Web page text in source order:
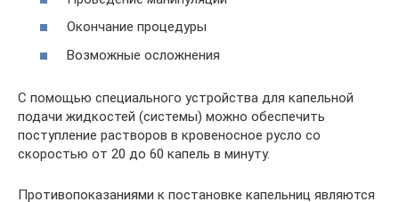
Окончание процедуры
Возможные осложнения
С помощью специального устройства для капельной
подачи жидкостей (системы) можно обеспечить
поступление растворов в кровеносное русло со
скоростью от 20 до 60 капель в минуту.
Противопоказаниями к постановке капельниц являются